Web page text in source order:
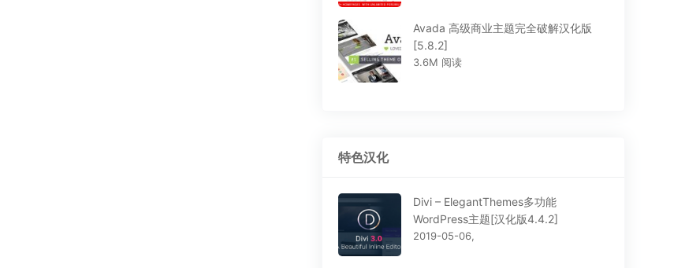
Avada 高级商业主题完全破解汉化版
[5.8.2]
3.6M 阅读
特色汉化
Divi – ElegantThemes多功能
WordPress主题[汉化版4.4.2]
2019-05-06,